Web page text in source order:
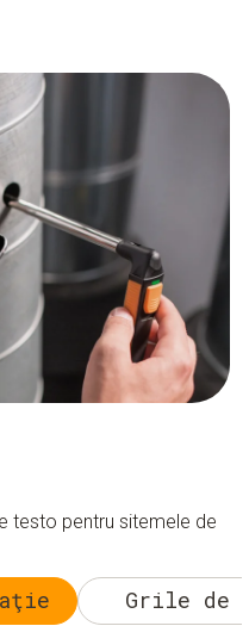
testo pentru sitemele de
Grile de